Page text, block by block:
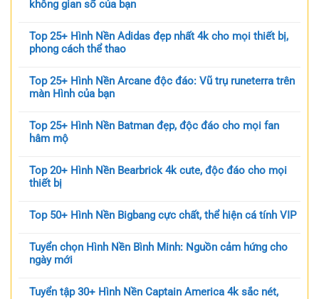
không gian số của bạn
Top 25+ Hình Nền Adidas đẹp nhất 4k cho mọi thiết bị,
phong cách thể thao
Top 25+ Hình Nền Arcane độc đáo: Vũ trụ runeterra trên
màn Hình của bạn
Top 25+ Hình Nền Batman đẹp, độc đáo cho mọi fan
hâm mộ
Top 20+ Hình Nền Bearbrick 4k cute, độc đáo cho mọi
thiết bị
Top 50+ Hình Nền Bigbang cực chất, thể hiện cá tính VIP
Tuyển chọn Hình Nền Bình Minh: Nguồn cảm hứng cho
ngày mới
Tuyển tập 30+ Hình Nền Captain America 4k sắc nét,